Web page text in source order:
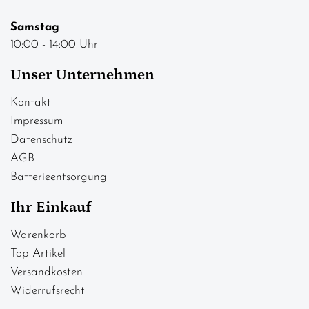
Samstag
10:00 - 14:00 Uhr
Unser Unternehmen
Kontakt
Impressum
Datenschutz
AGB
Batterieentsorgung
Ihr Einkauf
Warenkorb
Top Artikel
Versandkosten
Widerrufsrecht